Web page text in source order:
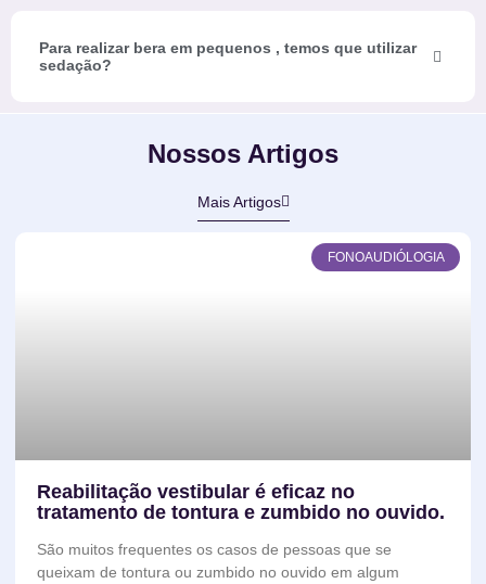
Para realizar bera em pequenos , temos que utilizar
sedação?
Nossos Artigos
Mais Artigos
FONOAUDIÓLOGIA
Reabilitação vestibular é eficaz no
tratamento de tontura e zumbido no ouvido.
São muitos frequentes os casos de pessoas que se
queixam de tontura ou zumbido no ouvido em algum